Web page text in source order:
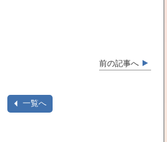
前の記事へ
一覧へ